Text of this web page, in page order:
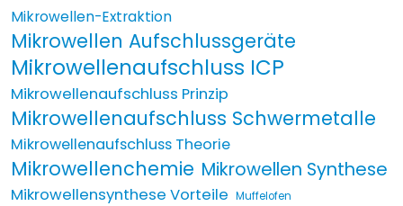
Mikrowellen-Extraktion
Mikrowellen Aufschlussgeräte
Mikrowellenaufschluss ICP
Mikrowellenaufschluss Prinzip
Mikrowellenaufschluss Schwermetalle
Mikrowellenaufschluss Theorie
Mikrowellenchemie Mikrowellen Synthese
Mikrowellensynthese Vorteile Muffelofen